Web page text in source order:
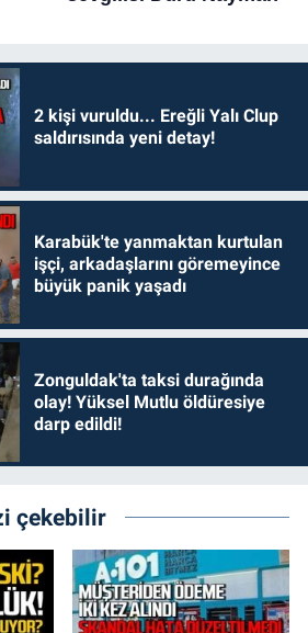
2 kişi vuruldu... Ereğli Yalı Clup
saldırısında yeni detay!
Karabük'te yanmaktan kurtulan
işçi, arkadaşlarını göremeyince
büyük panik yaşadı
Zonguldak'ta taksi durağında
olay! Yüksel Mutlu öldüresiye
darp edildi!
çekebilir